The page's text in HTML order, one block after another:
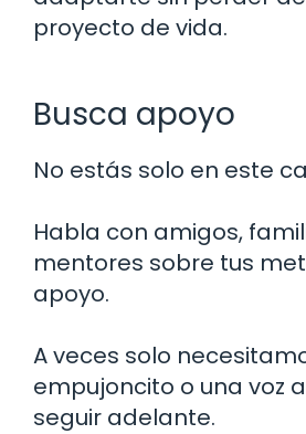
proyecto de vida.
Busca apoyo
No estás solo en este
Habla con amigos,
mentores sobre tus
apoyo.
A veces solo
empujoncito o una voz
seguir adelante.